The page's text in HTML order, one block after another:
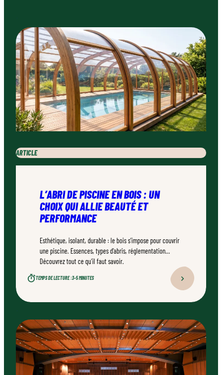
ARTICLE
L’ABRI DE PISCINE EN BOIS : UN
CHOIX QUI ALLIE BEAUTÉ ET
PERFORMANCE
Esthétique, isolant, durable : le bois s’impose pour couvrir
une piscine. Essences, types d’abris, réglementation…
Découvrez tout ce qu’il faut savoir.
TEMPS DE LECTURE :3–5 MINUTES